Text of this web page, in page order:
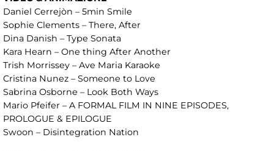
Daniel Cerrejòn – 5min Smile
Sophie Clements – There, After
Dina Danish – Type Sonata
Kara Hearn – One thing After Another
Trish Morrissey – Ave Maria Karaoke
Cristina Nunez – Someone to Love
Sabrina Osborne – Look Both Ways
Mario Pfeifer – A FORMAL FILM IN NINE EPISODES,
PROLOGUE & EPILOGUE
Swoon – Disintegration Nation